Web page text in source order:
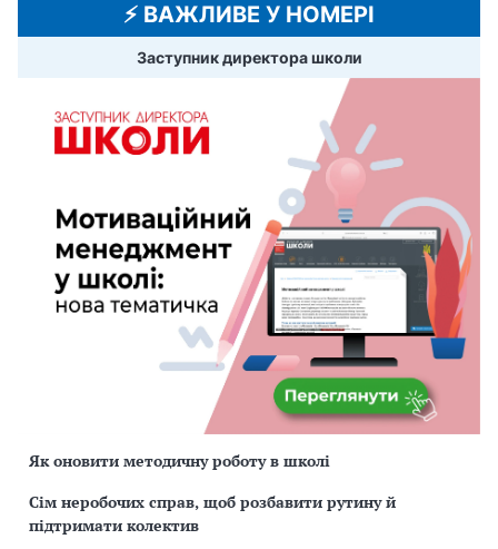
⚡️ ВАЖЛИВЕ У НОМЕРІ
Заступник директора школи
Як оновити методичну роботу в школі
Сім неробочих справ, щоб розбавити рутину й
підтримати колектив